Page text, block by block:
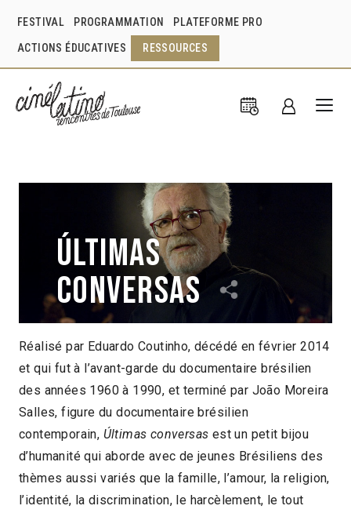
FESTIVAL PROGRAMMATION PLATEFORME PRO
ACTIONS ÉDUCATIVES RESSOURCES
Últimas
conversas
Eduardo Coutinho Brésil 2015
1h25
2016 > Découvertes Documentaire
Réalisé par Eduardo Coutinho, décédé en février 2014
et qui fut à l’avant-garde du documentaire brésilien
des années 1960 à 1990, et terminé par João Moreira
Salles, figure du documentaire brésilien
contemporain, Últimas conversas est un petit bijou
d’humanité qui aborde avec de jeunes Brésiliens des
thèmes aussi variés que la famille, l’amour, la religion,
l’identité, la discrimination, le harcèlement, le tout